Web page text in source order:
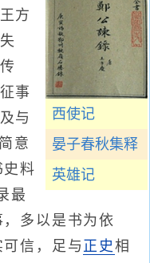
西使记
晏子春秋集释
英雄记
方
事
与
意
料
最
多以是书为依
信，足与 正史相